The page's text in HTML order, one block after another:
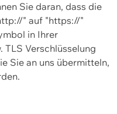
Sie daran, dass die
" auf "https://"
in Ihrer
TLS Verschlüsselung
Sie an uns übermitteln,